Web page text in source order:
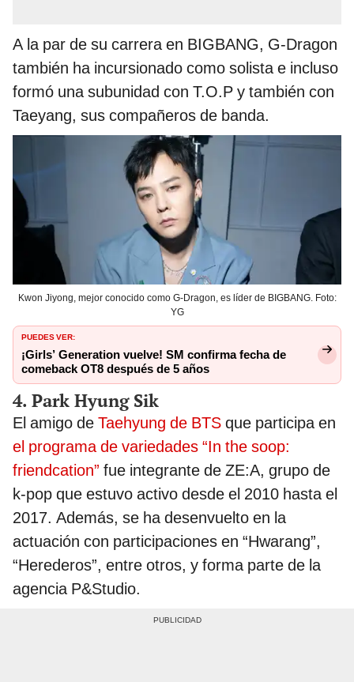
A la par de su carrera en BIGBANG, G-Dragon
también ha incursionado como solista e incluso
formó una subunidad con T.O.P y también con
Taeyang, sus compañeros de banda.
Kwon Jiyong, mejor conocido como G-Dragon, es líder de BIGBANG. Foto:
YG
PUEDES VER:
¡Girls’ Generation vuelve! SM confirma fecha de
comeback OT8 después de 5 años
4. Park Hyung Sik
El amigo de Taehyung de BTS que participa en
el programa de variedades “In the soop:
friendcation” fue integrante de ZE:A, grupo de
k-pop que estuvo activo desde el 2010 hasta el
2017. Además, se ha desenvuelto en la
actuación con participaciones en “Hwarang”,
“Herederos”, entre otros, y forma parte de la
agencia P&Studio.